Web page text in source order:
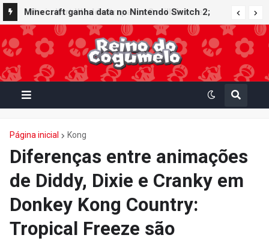
Minecraft ganha data no Nintendo Switch 2;
Super Mario Mash-Up receberá atualização
gráfica exclusiva
Página inicial Kong
Diferenças entre animações
de Diddy, Dixie e Cranky em
Donkey Kong Country:
Tropical Freeze são